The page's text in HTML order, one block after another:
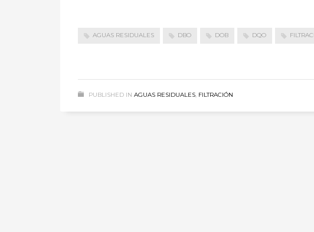
AGUAS RESIDUALES DBO DOB DQO
PUBLISHED IN AGUAS RESIDUALES FILTRACIÓN